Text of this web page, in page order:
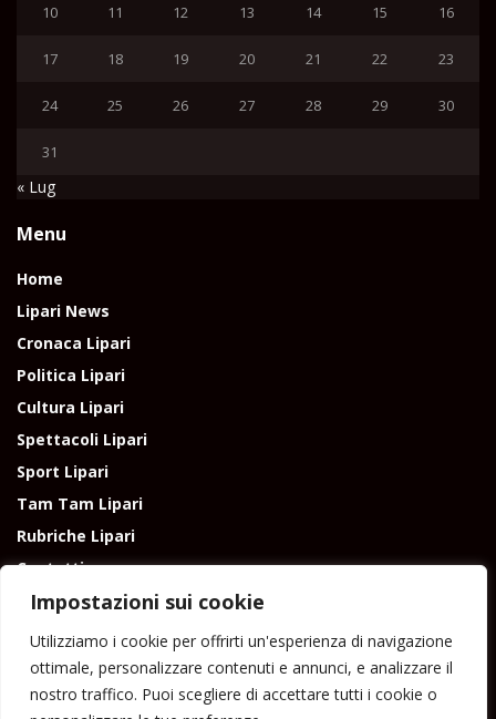
Impostazioni sui cookie
Utilizziamo i cookie per offrirti un'esperienza di navigazione
ottimale, personalizzare contenuti e annunci, e analizzare il
nostro traffico. Puoi scegliere di accettare tutti i cookie o
10 11 12 13 14 15 16
17 18 19 20 21 22 23
24 25 26 27 28 29 30
31
« Lug
Menu
Home
Lipari News
Cronaca Lipari
Politica Lipari
Cultura Lipari
Spettacoli Lipari
Sport Lipari
Tam Tam Lipari
Rubriche Lipari
Contatti
Direttore responsabile: Peppe Paino - Eolmedia, via Zinzolo, 20 - 980555 -